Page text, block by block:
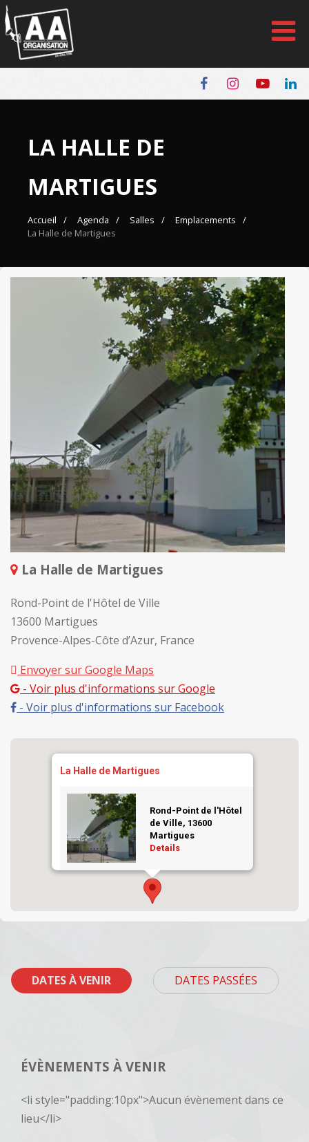
Panneau de gestion des cookies
LA HALLE DE
MARTIGUES
Accueil Agenda Salles
Emplacements
La Halle de Martigues
La Halle de Martigues
Rond-Point de l'Hôtel de Ville
13600 Martigues
Provence-Alpes-Côte d’Azur, France
Envoyer sur Google Maps
- Voir plus d'informations sur Google
- Voir plus d'informations sur Facebook
La Halle de Martigues
Rond-Point de l'Hôtel
de Ville, 13600
Martigues
Details
DATES À VENIR DATES PASSÉES
ÉVÈNEMENTS À VENIR
<li style="padding:10px">Aucun évènement dans ce
lieu</li>